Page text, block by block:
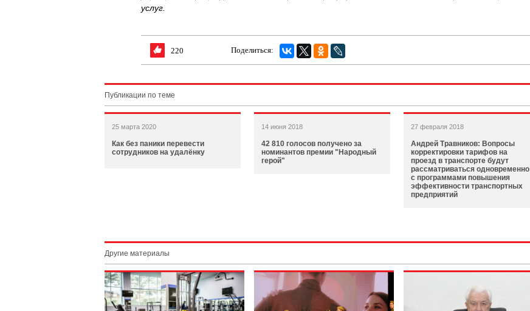
услуг.
220 Поделиться:
Публикации по теме
25 марта 2020
Как без паники перевести
сотрудников на удалёнку
14 июня 2018
42 810 голосов получено за
номинантов премии "Народный
герой"
27 февраля 2018
Андрей Травников: Вопросы
корректировки тарифов на
проезд в транспорте будут
рассматриваться одновременно
с программами повышения
эффективности транспортных
предприятий
Другие материалы